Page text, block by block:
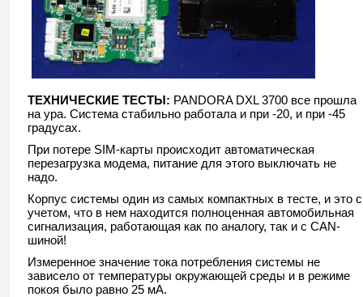
ТЕХНИЧЕСКИЕ ТЕСТЫ: PANDORA DXL 3700 все прошла
на ура. Система стабильно работала и при -20, и при -45
градусах.
При потере SIM-карты происходит автоматическая
перезагрузка модема, питание для этого выключать не
надо.
Корпус системы один из самых компактных в тесте, и это с
учетом, что в нем находится полноценная автомобильная
сигнализация, работающая как по аналогу, так и с CAN-
шиной!
Измеренное значение тока потребления системы не
зависело от температуры окружающей среды и в режиме
покоя было равно 25 мА.